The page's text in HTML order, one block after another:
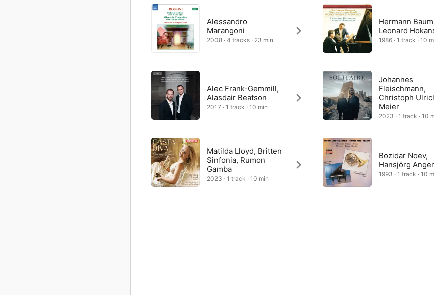
Alessandro
Marangoni
2008 · 4 tracks · 23 min
Alec Frank-Gemmill,
Alasdair Beatson
2017 · 1 track · 10 min
Matilda Lloyd, Britten
Sinfonia, Rumon
Gamba
2023 · 1 track · 10 min
Hermann
Leonard
1986 · 1 track · 10
Johannes
Fleischmann,
Christoph
Meier
2023 · 1 track · 10
Bozidar Noev,
Hansjörg
1993 · 1 track · 10